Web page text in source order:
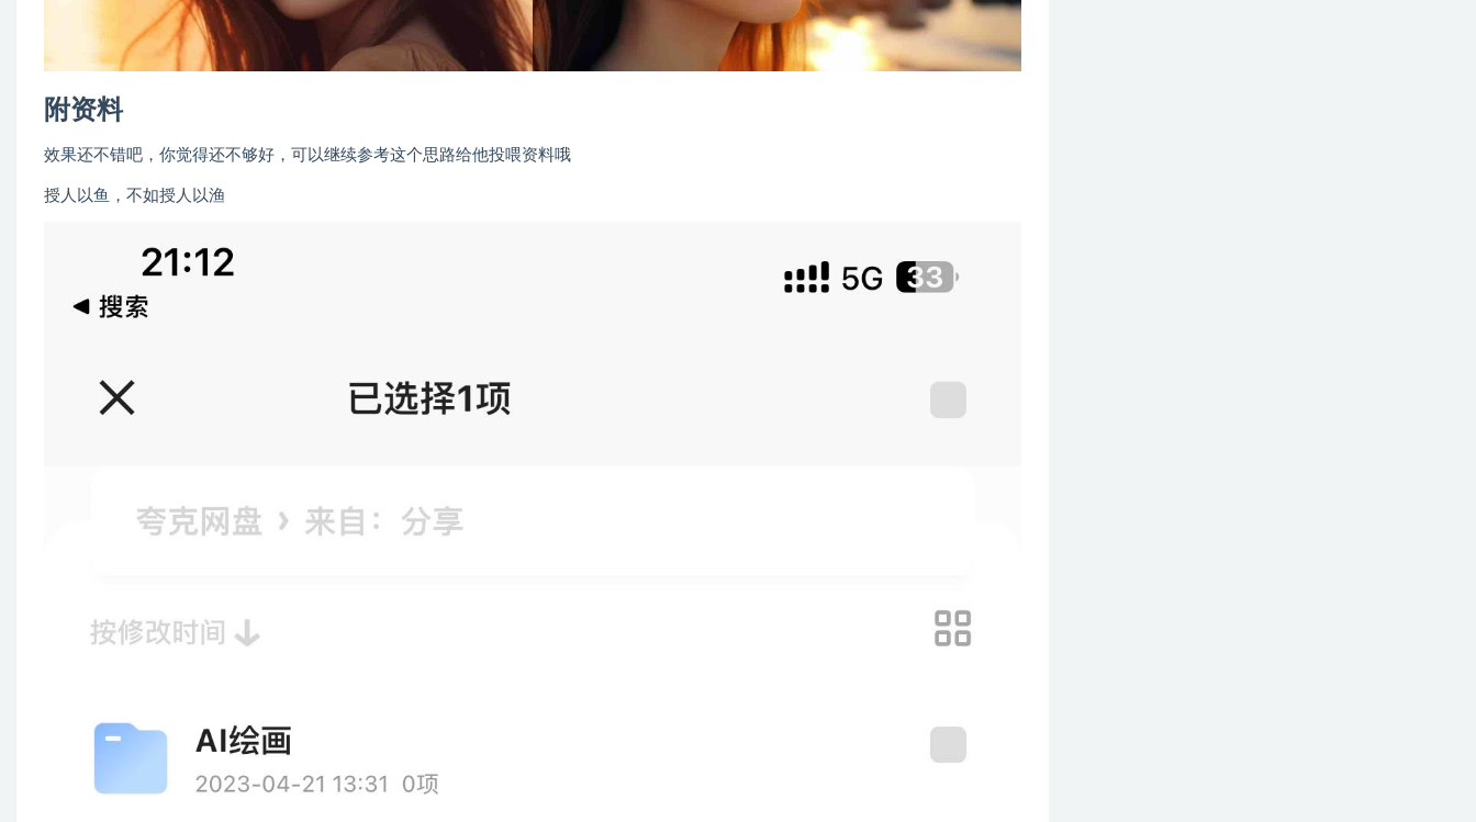
附资料
效果还不错吧，你觉得还不够好，可以继续参考这个思路给他投喂资料哦
授人以鱼，不如授人以渔